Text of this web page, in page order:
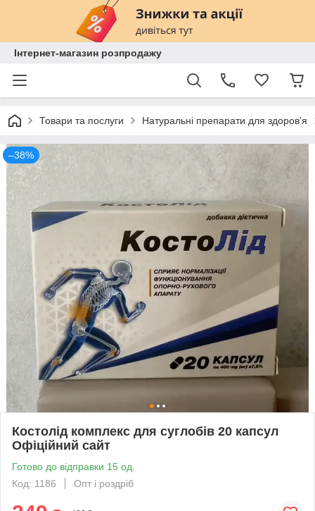
Інтернет-магазин розпродажу
Товари та послуги Натуральні препарати для здоров'я
–38%
Костолід комплекс для суглобів 20 капсул
Офіційний сайт
Готово до відправки 15 од.
Код: 1186
Опт і роздріб